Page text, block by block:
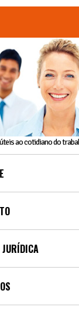
ao cotidiano do